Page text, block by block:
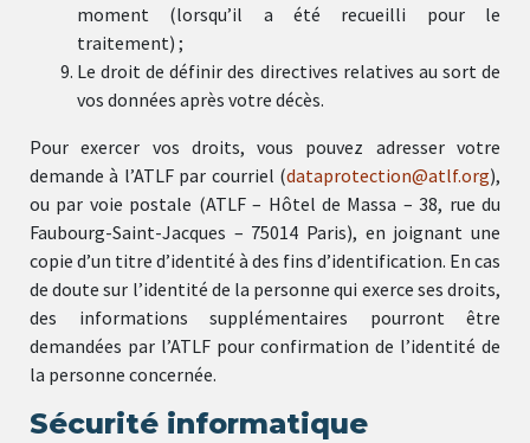
moment (lorsqu’il a été recueilli pour le
traitement) ;
Le droit de définir des directives relatives au sort de
vos données après votre décès.
Pour exercer vos droits, vous pouvez adresser votre
demande à l’ATLF par courriel (dataprotection@atlf.org),
ou par voie postale (ATLF – Hôtel de Massa – 38, rue du
Faubourg-Saint-Jacques – 75014 Paris), en joignant une
copie d’un titre d’identité à des fins d’identification. En cas
de doute sur l’identité de la personne qui exerce ses droits,
des informations supplémentaires pourront être
demandées par l’ATLF pour confirmation de l’identité de
la personne concernée.
Sécurité informatique